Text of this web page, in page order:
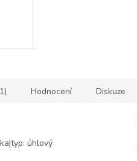
Hodnocení Diskuze
úhlový